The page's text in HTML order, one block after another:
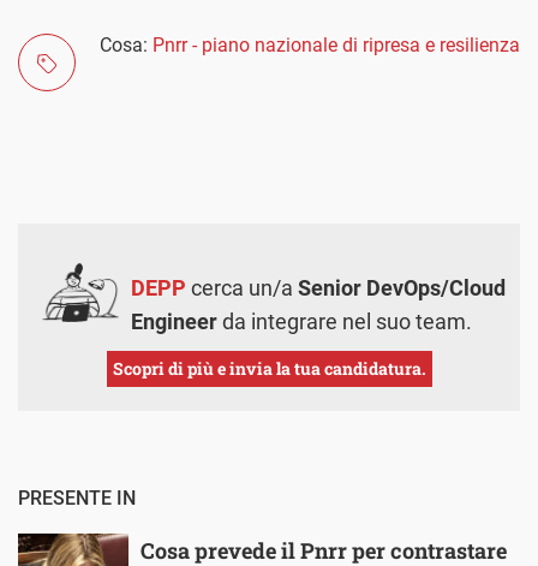
Cosa: Pnrr - piano nazionale di ripresa e resilienza
DEPP cerca un/a Senior DevOps/Cloud
Engineerda integrare nel suo team.
Scopri di più e invia la tua candidatura.
PRESENTE IN
Cosa prevede il Pnrr per contrastare